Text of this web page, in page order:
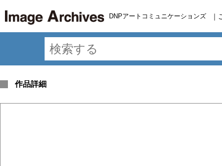
DNPアートコミュニケーションズ ｜
作品詳細